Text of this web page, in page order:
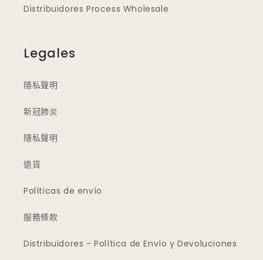
Distribuidores Process Wholesale
Legales
隱私聲明
新冠肺炎
隱私聲明
退貨
Políticas de envío
服務條款
Distribuidores - Política de Envío y Devoluciones